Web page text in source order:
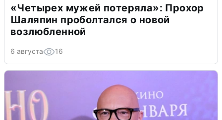
«Четырех мужей потеряла»: Прохор
Шаляпин проболтался о новой
возлюбленной
6 августа 16